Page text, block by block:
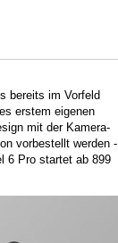
bereits im Vorfeld
erstem eigenen
mit der Kamera-
vorbestellt werden -
6 Pro startet ab 899